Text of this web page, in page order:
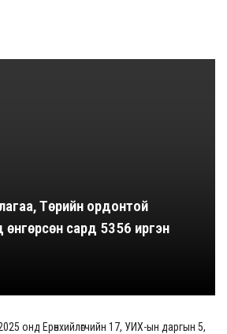
Төрийн ордонтой
өнгөрсөн сард 5356 иргэн
онд Ерөнхийлөгчийн 17, УИХ-ын даргын 5,